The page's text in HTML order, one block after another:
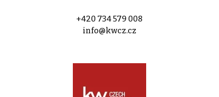
+420 734 579 008
info@kwcz.cz